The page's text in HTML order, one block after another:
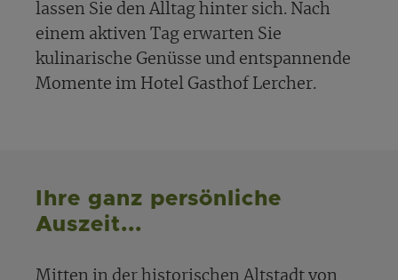
lassen Sie den Alltag hinter sich. Nach
einem aktiven Tag erwarten Sie
kulinarische Genüsse und entspannende
Momente im Hotel Gasthof Lercher.
Ihre ganz persönliche
Auszeit...